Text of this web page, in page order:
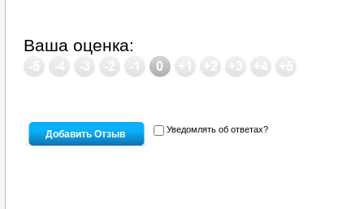
Ваша оценка:
Уведомлять об ответах?